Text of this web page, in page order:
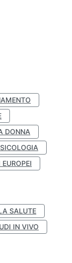
DONNA
SALUTE
IN VIVO